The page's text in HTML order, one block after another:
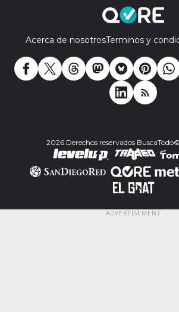
Acerca de nosotrosTerminos y
2026 Derechos reservados BuscaTodo©